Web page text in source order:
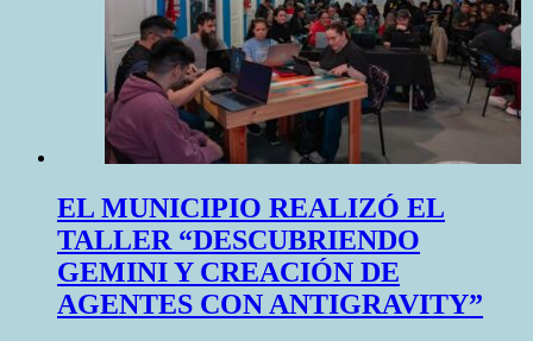
EL MUNICIPIO REALIZÓ EL
TALLER “DESCUBRIENDO
GEMINI Y CREACIÓN DE
AGENTES CON ANTIGRAVITY”